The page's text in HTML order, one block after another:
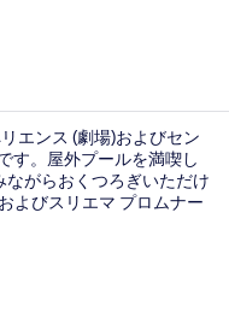
エンス (劇場)およびセン
す。屋外プールを満喫し
がらおくつろぎいただけ
よびスリエマ プロムナー